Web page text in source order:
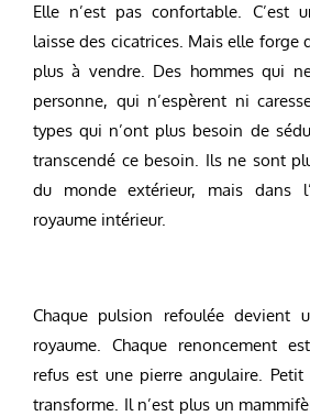
Elle n’est pas confortable. C’est
laisse des cicatrices. Mais elle forge
plus à vendre. Des hommes qui
personne, qui n’espèrent ni
types qui n’ont plus besoin de
transcendé ce besoin. Ils ne sont
du monde extérieur, mais dans
royaume intérieur.
Chaque pulsion refoulée devient
royaume. Chaque renoncement
refus est une pierre angulaire.
transforme. Il n’est plus un